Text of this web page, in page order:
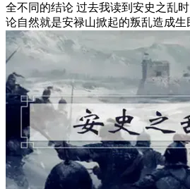
全不同的结论 过去我读到安史之乱
论自然就是安禄山掀起的叛乱造成生